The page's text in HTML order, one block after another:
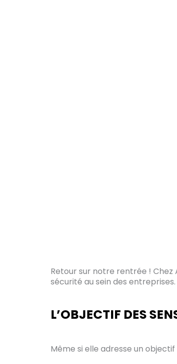
Retour sur notre rentrée ! Chez
sécurité au sein des entreprises.
L’OBJECTIF DES
Même si elle adresse un